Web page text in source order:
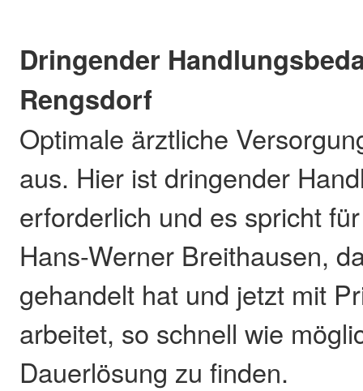
Dringender
Rengsdorf
Optimale ärztliche
aus. Hier ist dringender
erforderlich und es spricht
Hans-Werner Breithausen,
gehandelt hat und jetzt mit
arbeitet, so schnell wie
Dauerlösung zu finden.